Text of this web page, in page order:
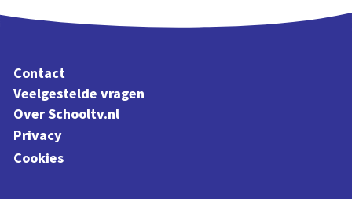
Contact
Veelgestelde vragen
Over Schooltv.nl
Privacy
Cookies